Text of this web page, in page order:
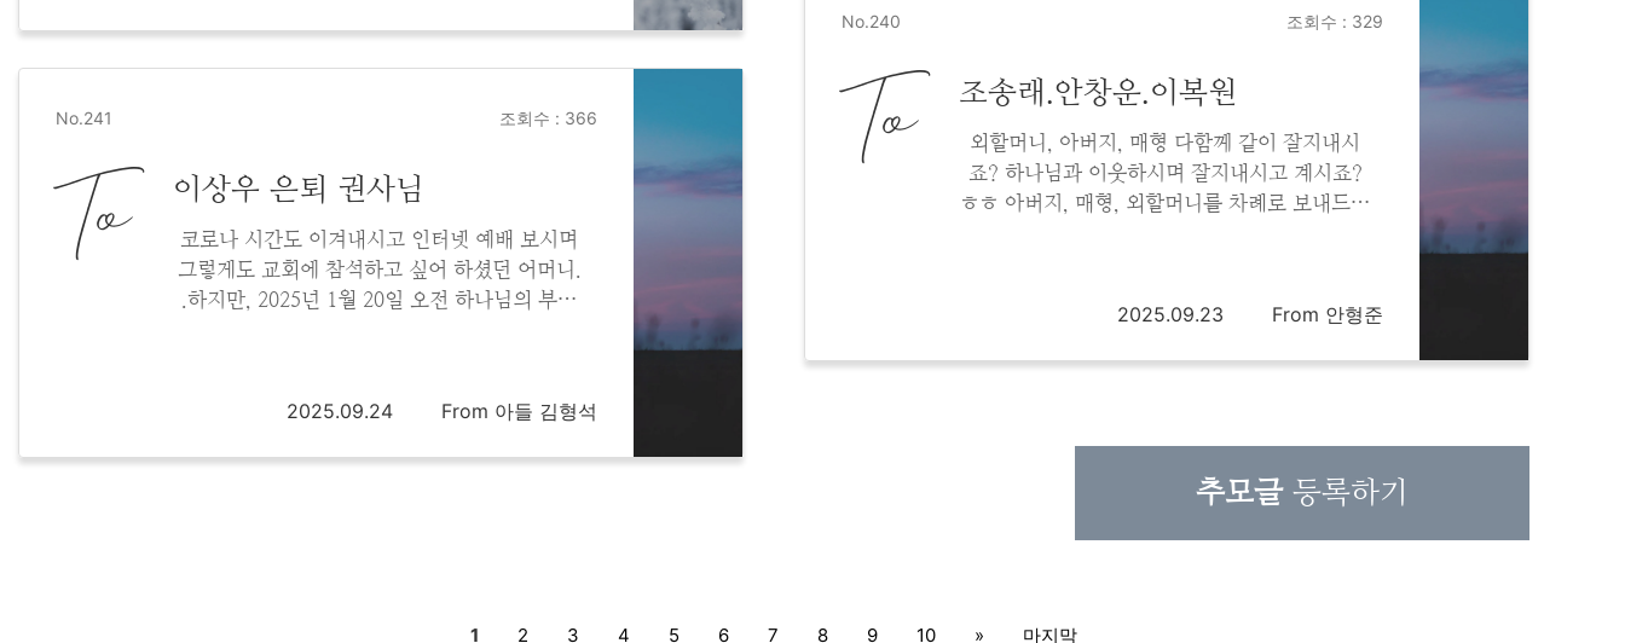
No.241 조회수 : 366
To 이상우 은퇴 권사님
코로나 시간도 이겨내시고 인터넷 예배 보시며
그렇게도 교회에 참석하고 싶어 하셨던 어머니.
.하지만, 2025년 1월 20일 오전 하나님의 부르
2025.09.24 From 아들 김형석
No.240 조회수 : 329
To 조송래.안창운.이복원
외할머니, 아버지, 매형 다함께 같이 잘지내시
죠? 하나님과 이웃하시며 잘지내시고 계시죠?
ㅎㅎ 아버지, 매형, 외할머니를 차례로 보내드리
2025.09.23
From 안형준
추모글등록하기
1 2 3 4 5 6 7 8 9 10 » 마지막